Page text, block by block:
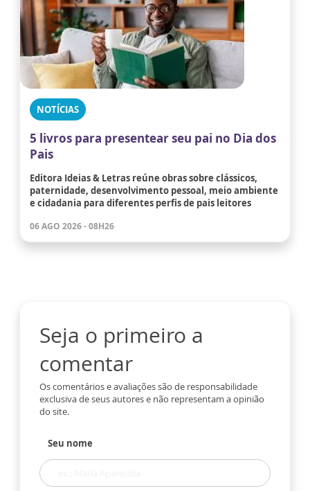
NOTÍCIAS
5 livros para presentear seu pai no Dia dos
Pais
Editora Ideias & Letras reúne obras sobre clássicos,
paternidade, desenvolvimento pessoal, meio ambiente
e cidadania para diferentes perfis de pais leitores
06 AGO 2026 - 08H26
Seja o primeiro a
comentar
Os comentários e avaliações são de responsabilidade
exclusiva de seus autores e não representam a opinião
do site.
Seu nome